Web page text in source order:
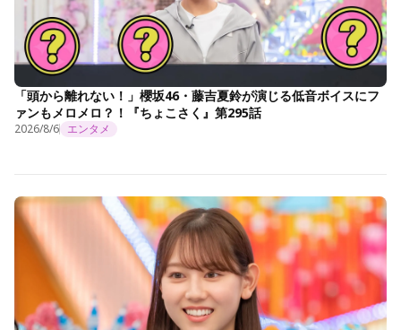
「頭から離れない！」櫻坂46・藤吉夏鈴が演じる低音ボイスにフ
ァンもメロメロ？！『ちょこさく』第295話
2026/8/6 エンタメ